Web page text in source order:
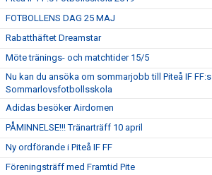
FOTBOLLENS DAG 25 MAJ
Rabatthäftet Dreamstar
Möte tränings- och matchtider 15/5
Nu kan du ansöka om sommarjobb till Piteå IF FF:s
Sommarlovsfotbollsskola
Adidas besöker Airdomen
PÅMINNELSE!!! Tränarträff 10 april
Ny ordförande i Piteå IF FF
Föreningsträff med Framtid Pite